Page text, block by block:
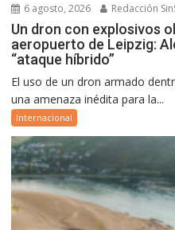
6 agosto, 2026 Redacción
Un dron con explosivos
aeropuerto de Leipzig:
“ataque híbrido”
El uso de un dron armado
una amenaza inédita para la...
Internacional